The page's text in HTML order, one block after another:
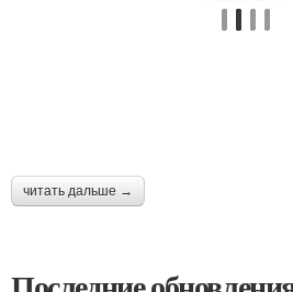
читать дальше →